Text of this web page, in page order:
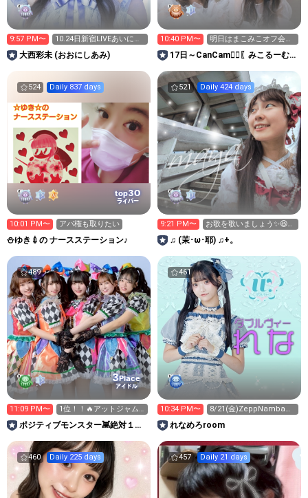
9:57 PM〜
10.24日新宿LIVEあいにき
てほちい❤️
大西彩未 (おおにしあみ)
10:40 PM〜
明日はまこみこオフ会＆
生誕祭⸜(*'ᗜ'*)⸝🌻
17日～CanCam❤️‍🔥〖みこるーむ🧸
524 Daily 837 days
top30
ライバー
10:01 PM〜 アバ権も取りたい
⛄ゆき💉の ナースステーション♪
521 Daily 424 days
9:21 PM〜
お歌を歌いましょう✨️😆🌸
あと7曲!!🎙️🎶
♫ (茉⁠･⁠ω⁠･⁠耶) ♫+。
489
3Place
アイドル
11:09 PM〜
1位！！🔥アットジャム
必ず出演！💖
ポジティブモンスター👾絶対１位
461
10:34 PM〜
8/21(金)ZeppNambaワ
れなめろroom
460 Daily 225 days 457 Daily 21 days